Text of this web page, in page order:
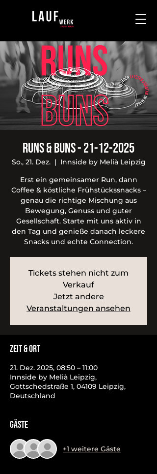
Runs & Buns - 21-12-2025
So., 21. Dez.
  |
Innside by Melià Leipzig
Erst ein gemeinsamer Run, dann
Coffee & köstliche Frühstückssnacks –
genau die richtige Mischung aus
Bewegung, Genuss und guter
Gesellschaft. Starte mit uns aktiv in
den Tag und genieße danach leckere
Snacks und echte Connection.
Tickets stehen nicht zum
Verkauf
Jetzt andere
Veranstaltungen ansehen
Zeit & Ort
21. Dez. 2025, 08:50 – 11:00
Innside by Melià Leipzig,
Gottschedstraße 1, 04109 Leipzig,
Deutschland
Gäste
+1 weitere Gäste